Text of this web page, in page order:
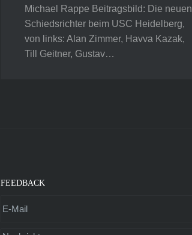
Michael Rappe Beitragsbild: Die neuen
Schiedsrichter beim USC Heidelberg,
von links: Alan Zimmer, Havva Kazak,
Till Geitner, Gustav…
FEEDBACK